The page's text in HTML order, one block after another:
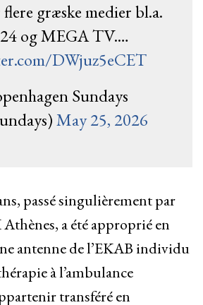
græske medier bl.a.
og MEGA TV.…
DWjuz5eCET
Sundays
May 25, 2026
passé singulièrement par
a été approprié en
antenne de l’EKAB individu
à l’ambulance
transféré en